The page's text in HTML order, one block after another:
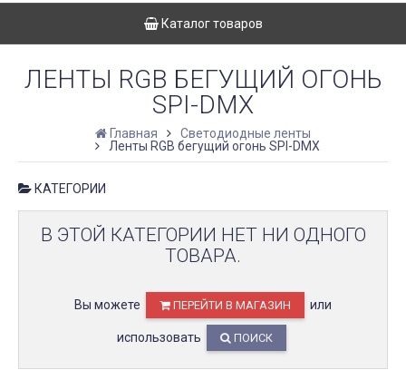
Каталог товаров
ЛЕНТЫ RGB БЕГУЩИЙ ОГОНЬ
SPI-DMX
Главная
Светодиодные ленты
Ленты RGB бегущий огонь SPI-DMX
КАТЕГОРИИ
В ЭТОЙ КАТЕГОРИИ НЕТ НИ ОДНОГО
ТОВАРА.
Вы можете ПЕРЕЙТИ В МАГАЗИН или
использовать ПОИСК